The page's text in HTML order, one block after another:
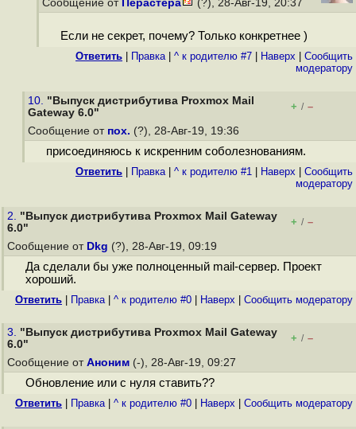
Сообщение от Перастера (?), 28-Авг-19, 20:37
Если не секрет, почему? Только конкретнее )
Ответить Правка| ^ к родителю #7 Наверх
Cообщить
модератору
10. "Выпуск дистрибутива Proxmox Mail
Gateway 6.0"
+ / –
Сообщение от пох. (?), 28-Авг-19, 19:36
присоединяюсь к искренним соболезнованиям.
Ответить Правка| ^ к родителю #1 Наверх
Cообщить
модератору
2. "Выпуск дистрибутива Proxmox Mail Gateway
6.0"
+ / –
Сообщение от Dkg (?), 28-Авг-19, 09:19
Да сделали бы уже полноценный mail-сервер. Проект
хороший.
Ответить Правка| ^ к родителю #0 Наверх Cообщить модератору
3. "Выпуск дистрибутива Proxmox Mail Gateway
6.0"
+ / –
Сообщение от Аноним (-), 28-Авг-19, 09:27
Обновление или с нуля ставить??
Ответить Правка| ^ к родителю #0 Наверх Cообщить модератору